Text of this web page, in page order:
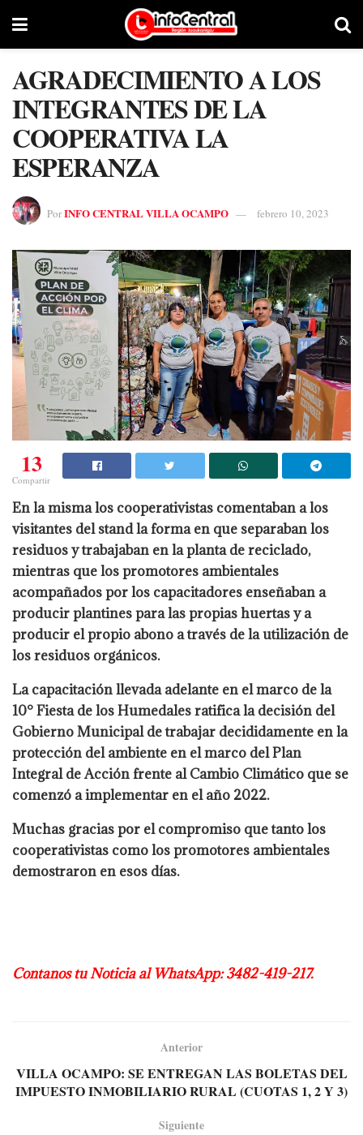
AGRADECIMIENTO A LOS
INTEGRANTES DE LA
COOPERATIVA LA
ESPERANZA
PorINFO CENTRAL VILLA OCAMPO febrero 10, 2023
13
Compartir
En la misma los cooperativistas comentaban a los
visitantes del stand la forma en que separaban los
residuos y trabajaban en la planta de reciclado,
mientras que los promotores ambientales
acompañados por los capacitadores enseñaban a
producir plantines para las propias huertas y a
producir el propio abono a través de la utilización de
los residuos orgánicos.
La capacitación llevada adelante en el marco de la
10° Fiesta de los Humedales ratifica la decisión del
Gobierno Municipal de trabajar decididamente en la
protección del ambiente en el marco del Plan
Integral de Acción frente al Cambio Climático que se
comenzó a implementar en el año 2022.
Muchas gracias por el compromiso que tanto los
cooperativistas como los promotores ambientales
demostraron en esos días.
Contanos tu Noticia al WhatsApp: 3482-419-217.
Anterior
VILLA OCAMPO: SE ENTREGAN LAS BOLETAS DEL
IMPUESTO INMOBILIARIO RURAL (CUOTAS 1, 2 Y 3)
Siguiente